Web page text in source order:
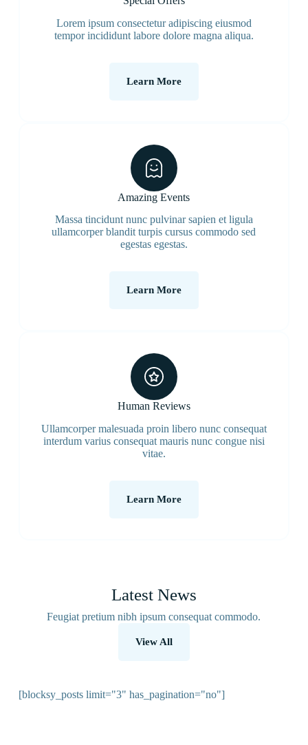
Lorem ipsum consectetur adipiscing eiusmod
tempor incididunt labore dolore magna aliqua.
Learn More
Amazing Events
Massa tincidunt nunc pulvinar sapien et ligula
ullamcorper blandit turpis cursus commodo sed
egestas egestas.
Learn More
Human Reviews
Ullamcorper malesuada proin libero nunc consequat
interdum varius consequat mauris nunc congue nisi
vitae.
Learn More
Latest News
Feugiat pretium nibh ipsum consequat commodo.
View All
[blocksy_posts limit="3" has_pagination="no"]